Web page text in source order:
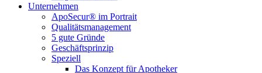
Unternehmen
ApoSecur® im Portrait
Qualitätsmanagement
5 gute Gründe
Geschäftsprinzip
Speziell
Das Konzept für Apotheker